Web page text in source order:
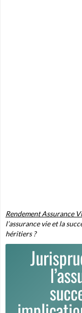
Rendement Assurance
l’assurance vie et la
héritiers ?